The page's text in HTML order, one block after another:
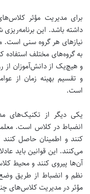
برای مدیریت مؤثر
داشته باشد. این
نیازهای هر گروه سنی است.
به گروه‌های مختلف استفاده
و هیچ‌یک از دانش‌آموزان از
و تقسیم بهینه زمان از
است.
یکی دیگر از تکنیک‌های
انضباط در کلاس است.
کنند و اطمینان حاصل کنند
می‌کنند. این قوانین باید
آن‌ها پیروی کنند و محیط
نظم و انضباط از طریق
مؤثر در مدیریت کلاس‌های